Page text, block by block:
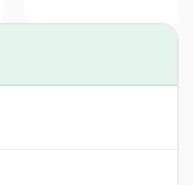
exibição